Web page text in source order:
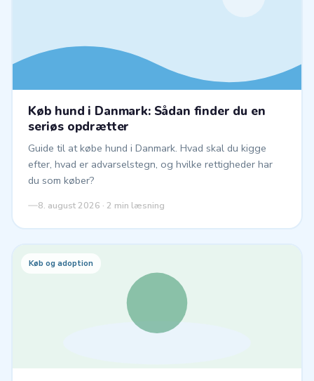
Køb hund i Danmark: Sådan finder du en
seriøs opdrætter
Guide til at købe hund i Danmark. Hvad skal du kigge
efter, hvad er advarselstegn, og hvilke rettigheder har
du som køber?
8. august 2026 · 2 min læsning
Køb og adoption